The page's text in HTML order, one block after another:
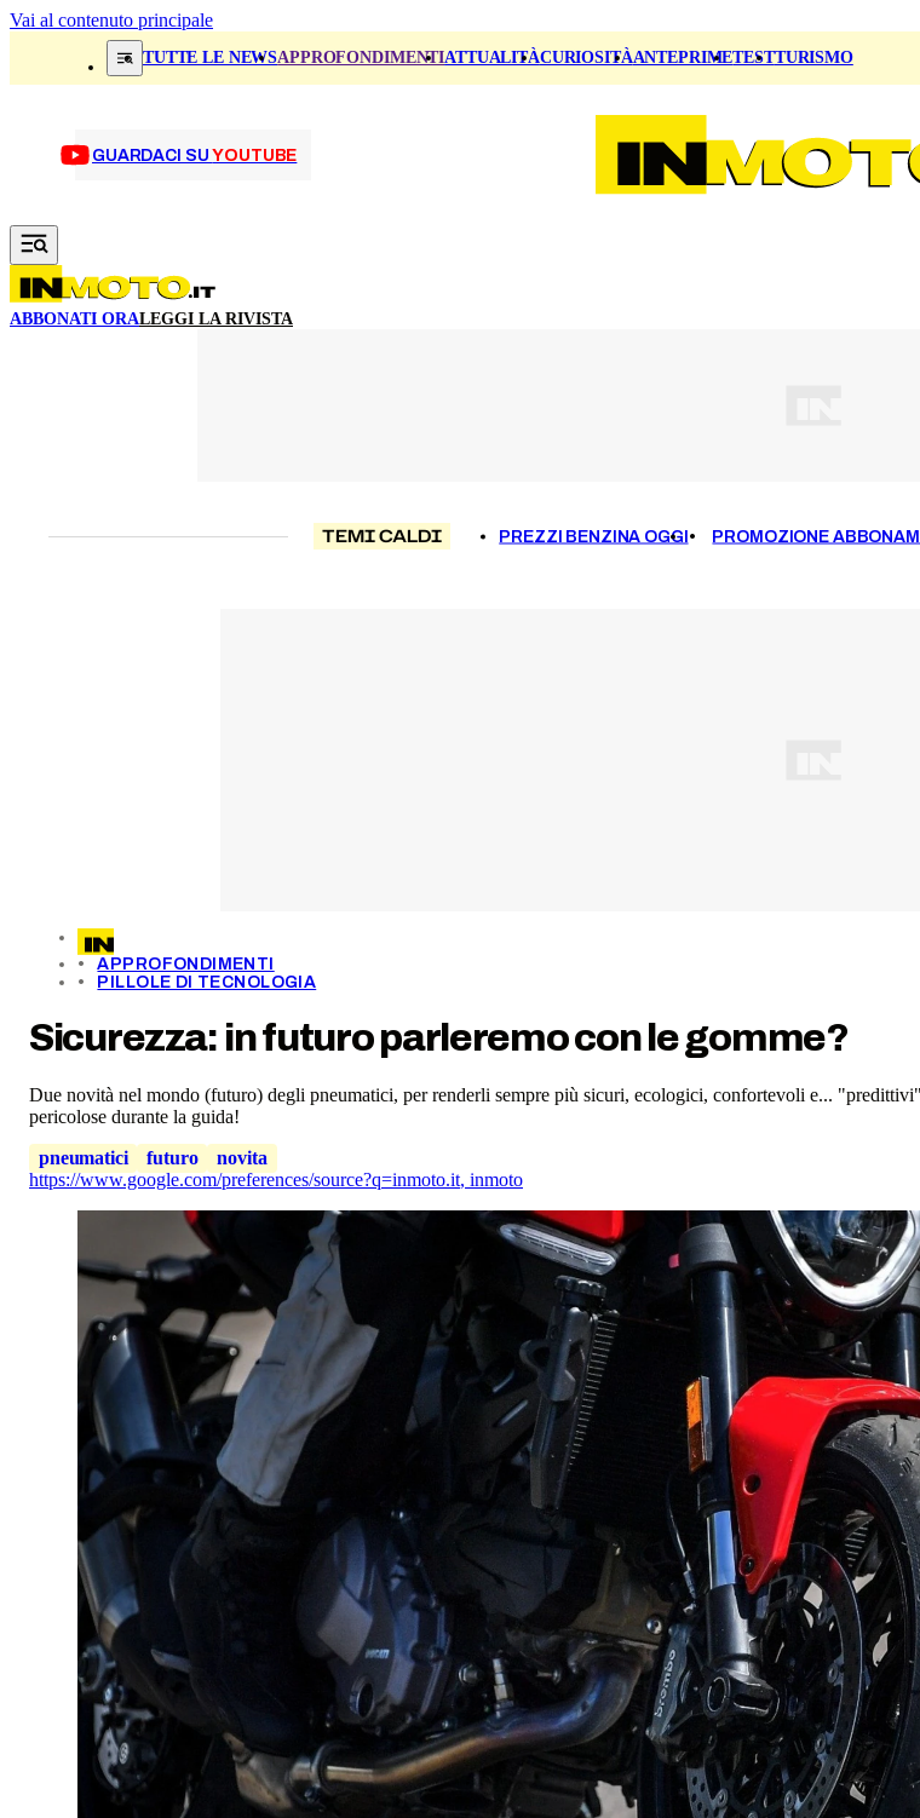
Vai al contenuto principale
TUTTE LE NEWSAPPROFONDIMENTIATTUALITÀCURIOSITÀANTEPRIMETESTTURISMO
GUARDACI SUYOUTUBE
ABBONATI ORALEGGI LA RIVISTA
TEMI CALDI PREZZI BENZINA OGGI PROMOZIONE
APPROFONDIMENTI
PILLOLE DI TECNOLOGIA
Sicurezza: in futuro parleremo con le gomme?
Due novità nel mondo (futuro) degli pneumatici, per renderli sempre più sicuri, ecologici, confortevoli e...
pericolose durante la guida!
pneumatici
futuro
novita
https://www.google.com/preferences/source?q=inmoto.it, inmoto